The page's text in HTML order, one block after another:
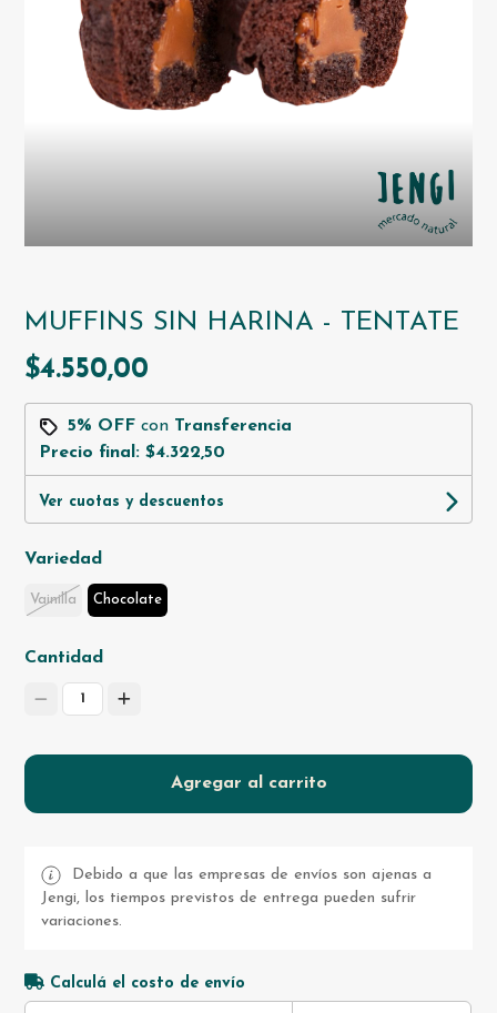
MUFFINS SIN HARINA - TENTATE
$4.550,00
5% OFF con Transferencia
Precio final:$4.322,50
Ver cuotas y descuentos
Variedad
Vainilla Chocolate
Cantidad
1
Agregar al carrito
Debido a que las empresas de envíos son ajenas a
Jengi, los tiempos previstos de entrega pueden sufrir
variaciones.
Calculá el costo de envío